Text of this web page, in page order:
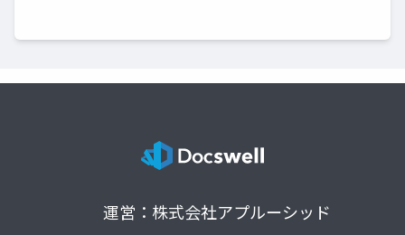
運営：株式会社アプルーシッド